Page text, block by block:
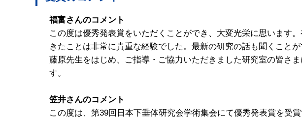
福富さんのコメント
この度は優秀発表賞をいただくことができ、大変光栄に思います
きたことは非常に貴重な経験でした。最新の研究の話も聞くこと
藤原先生をはじめ、ご指導・ご協力いただきました研究室の皆さ
す。
笠井さんのコメント
この度は、第39回日本下垂体研究会学術集会にて優秀発表賞を受